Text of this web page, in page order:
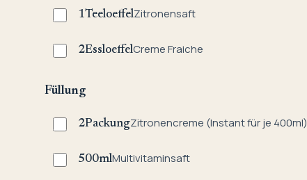
1TeeloeffelZitronensaft
2EssloeffelCreme Fraiche
Füllung
2PackungZitronencreme (Instant für je 400ml)
500mlMultivitaminsaft